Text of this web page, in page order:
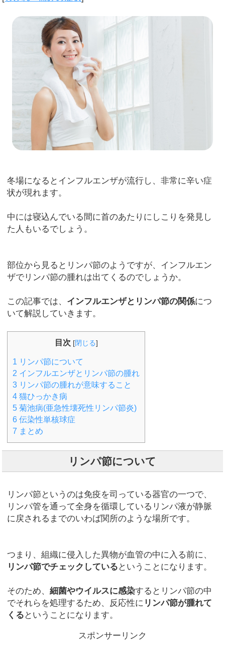
冬場になるとインフルエンザが流行し、非常に辛い症
状が現れます。
中には寝込んでいる間に首のあたりにしこりを発見し
た人もいるでしょう。
部位から見るとリンパ節のようですが、インフルエン
ザでリンパ節の腫れは出てくるのでしょうか。
この記事では、 インフルエンザとリンパ節の関係につ
いて解説していきます。
目次 [閉じる]
1 リンパ節について
2 インフルエンザとリンパ節の腫れ
3 リンパ節の腫れが意味すること
4 猫ひっかき病
5 菊池病(亜急性壊死性リンパ節炎)
6 伝染性単核球症
7 まとめ
リンパ節について
リンパ節というのは免疫を司っている器官の一つで、
リンパ管を通って全身を循環しているリンパ液が静脈
に戻されるまでのいわば関所のような場所です。
つまり、組織に侵入した異物が血管の中に入る前に、
リンパ節でチェックしている ということになります。
そのため、細菌やウイルスに感染するとリンパ節の中
でそれらを処理するため、反応性に リンパ節が腫れて
くる ということになります。
スポンサーリンク